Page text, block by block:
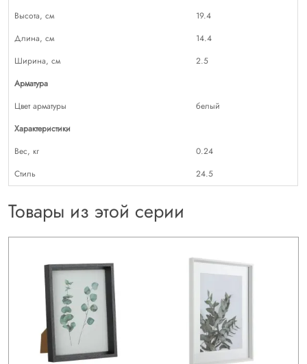
Высота, см
19.4
Длина, см
14.4
Ширина, см
2.5
Арматура
Цвет арматуры
белый
Характеристики
Вес, кг
0.24
Стиль
24.5
Товары из этой серии